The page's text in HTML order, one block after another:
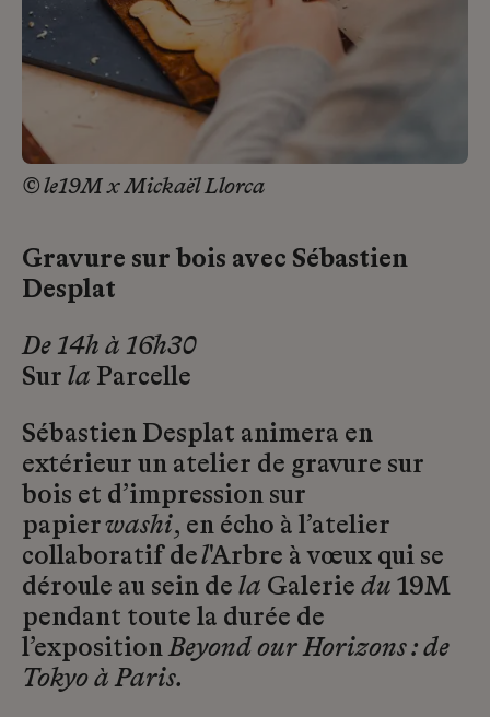
© le19M x Mickaël Llorca
Gravure sur bois avec Sébastien
Desplat
De 14h à 16h30
Sur la Parcelle
Sébastien Desplat animera en
extérieur un atelier de gravure sur
bois et d’impression sur
papierwashi, en écho à l’atelier
collaboratif del'Arbre à vœux qui se
déroule au sein de la Galerie du 19M
pendant toute la durée de
l’expositionBeyond our Horizons : de
Tokyo à Paris.